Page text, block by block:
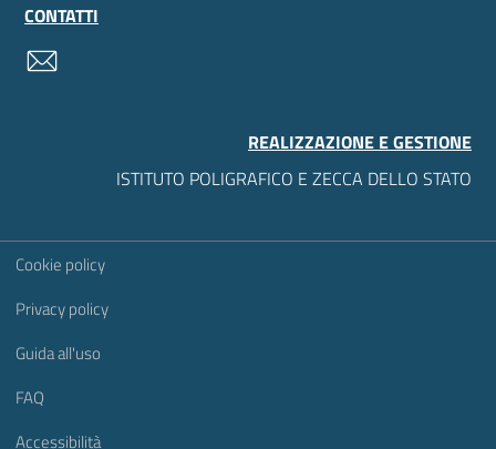
CONTATTI
REALIZZAZIONE E GESTIONE
ISTITUTO POLIGRAFICO E ZECCA DELLO STATO
Sezione Link Utili
Cookie policy
Privacy policy
Guida all'uso
FAQ
Accessibilità